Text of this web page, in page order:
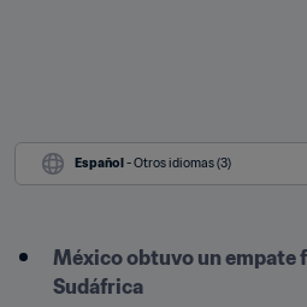
Español - Otros idiomas (3)
México obtuvo un
Sudáfrica